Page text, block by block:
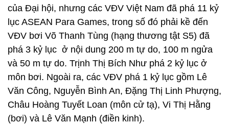
của Đại hội, nhưng các VĐV Việt Nam đã phá 11 kỷ
lục ASEAN Para Games, trong số đó phải kề đến
VĐV bơi Võ Thanh Tùng (hạng thương tật S5) đã
phá 3 kỷ lục ở nội dung 200 m tự do, 100 m ngửa
và 50 m tự do. Trịnh Thị Bích Như phá 2 kỷ lục ở
môn bơi. Ngoài ra, các VĐV phá 1 kỷ lục gồm Lê
Văn Công, Nguyễn Bình An, Đặng Thị Linh Phượng,
Châu Hoàng Tuyết Loan (môn cử tạ), Vi Thị Hằng
(bơi) và Lê Văn Mạnh (điền kinh).